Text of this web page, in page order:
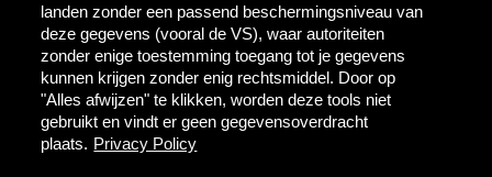
CONTACT
NIEUWS
landen zonder een passend beschermingsniveau van
deze gegevens (vooral de VS), waar autoriteiten
zonder enige toestemming toegang tot je gegevens
kunnen krijgen zonder enig rechtsmiddel. Door op
"Alles afwijzen" te klikken, worden deze tools niet
gebruikt en vindt er geen gegevensoverdracht
plaats. Privacy Policy